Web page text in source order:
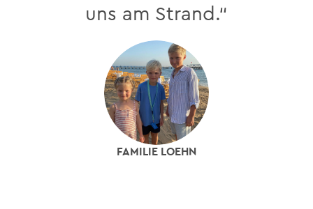
uns am Strand.“
FAMILIE LOEHN